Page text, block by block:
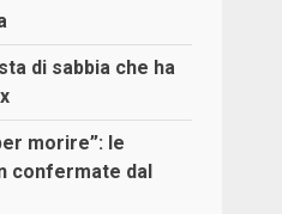
di sabbia che ha
morire”: le
confermate dal